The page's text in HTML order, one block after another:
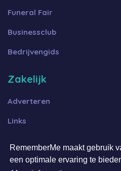
RememberMe maakt gebruik
een optimale ervaring te
Funeral Fair
Businessclub
Bedrijvengids
Zakelijk
Adverteren
Links
Algemene voorwaarden FFOT